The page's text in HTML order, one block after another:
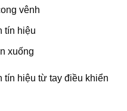
vênh
tín hiệu
xuống
tín hiệu từ tay điều khiển